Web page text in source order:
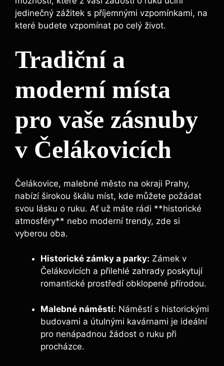
jedinečný zážitek s příjemnými vzpomínkami, na
které budete vzpomínat po celý život.
Tradiční a
moderní místa
pro vaše zásnuby
v Čelákovicích
Čelákovice, malebné město na okraji Prahy,
nabízí širokou škálu míst, kde můžete požádat
svou lásku o ruku. Ať už máte rádi **historické
atmosféry** nebo moderní trendy, zde si
vyberou oba.
Historické zámky a parky: Zámek v
Čelákovicích a přilehlé zahrady poskytují
romantické prostředí obklopené přírodou.
Malebné náměstí: Náměstí s historickými
budovami a útulnými kavárnami je ideální
pro nenápadnou žádost o ruku při
procházce.